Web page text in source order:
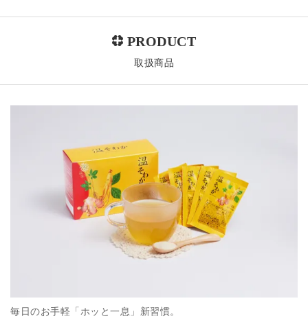
取扱商品
毎日のお手軽「ホッと一息」新習慣。